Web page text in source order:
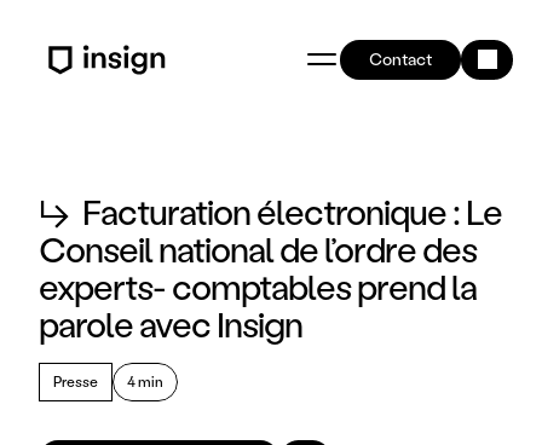
Contact
↳ Facturation électronique : Le
Conseil national de l’ordre des
experts- comptables prend la
parole avec Insign
Presse 4 min